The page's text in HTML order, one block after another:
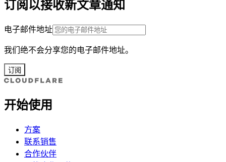
订阅以接收新文章通知
电子邮件地址
我们绝不会分享您的电子邮件地址。
订阅
开始使用
方案
联系销售
合作伙伴